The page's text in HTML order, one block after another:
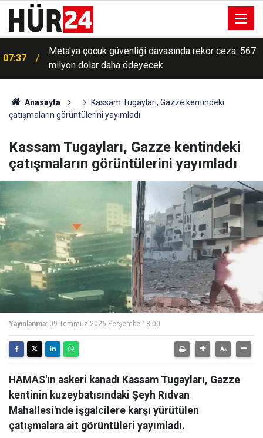
07:37
Meta'ya çocuk güvenliği davasında rekor ceza: 567
milyon dolar daha ödeyecek
Anasayfa
Kassam Tugayları, Gazze kentindeki
çatışmaların görüntülerini yayımladı
Kassam Tugayları, Gazze kentindeki
çatışmaların görüntülerini yayımladı
Yayınlanma: 09 Temmuz 2026 Perşembe 13:00
HAMAS'ın askeri kanadı Kassam Tugayları, Gazze
kentinin kuzeybatısındaki Şeyh Rıdvan
Mahallesi'nde işgalcilere karşı yürütülen
çatışmalara ait görüntüleri yayımladı.